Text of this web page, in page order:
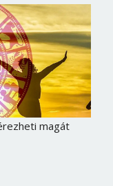
magát